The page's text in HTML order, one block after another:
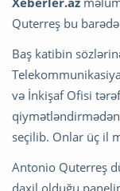
Quterreş bu
Baş katibin
və İnkişaf Ofisi
seçilib. Onlar üç il
Antonio Quterreş